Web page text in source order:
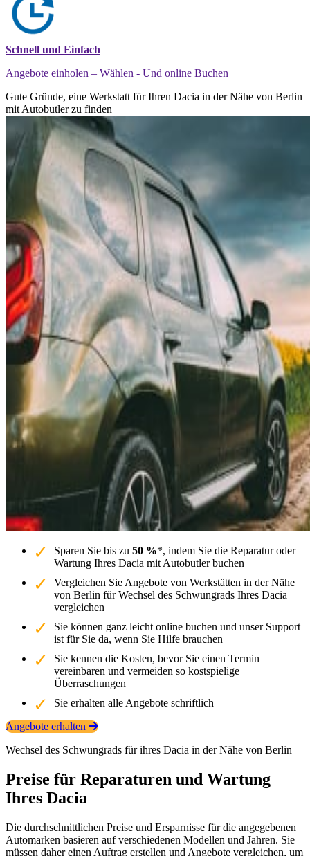
Schnell und Einfach
Angebote einholen – Wählen - Und online Buchen
Gute Gründe, eine Werkstatt für Ihren Dacia in der Nähe von Berlin
mit Autobutler zu finden
Sparen Sie bis zu 50 %*, indem Sie die Reparatur oder
Wartung Ihres Dacia mit Autobutler buchen
Vergleichen Sie Angebote von Werkstätten in der Nähe
von Berlin für Wechsel des Schwungrads Ihres Dacia
vergleichen
Sie können ganz leicht online buchen und unser Support
ist für Sie da, wenn Sie Hilfe brauchen
Sie kennen die Kosten, bevor Sie einen Termin
vereinbaren und vermeiden so kostspielige
Überraschungen
Sie erhalten alle Angebote schriftlich
Angebote erhalten
Wechsel des Schwungrads für ihres Dacia in der Nähe von Berlin
Preise für Reparaturen und Wartung
Ihres Dacia
Die durchschnittlichen Preise und Ersparnisse für die angegebenen
Automarken basieren auf verschiedenen Modellen und Jahren. Sie
müssen daher einen Auftrag erstellen und Angebote vergleichen, um